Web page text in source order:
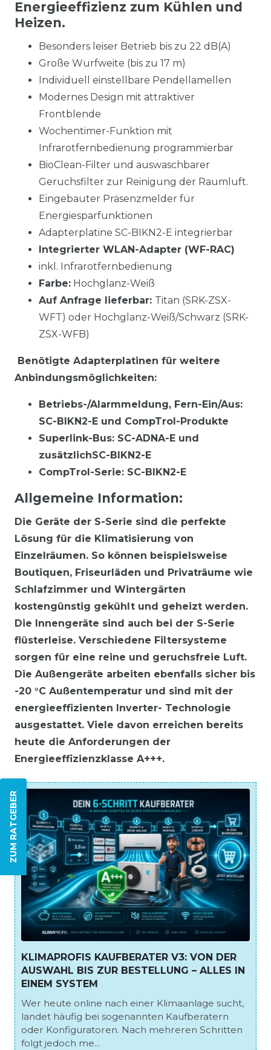
ZUM RATGEBER
Energieeffizienz zum Kühlen und
Heizen.
Besonders leiser Betrieb bis zu 22 dB(A)
Große Wurfweite (bis zu 17 m)
Individuell einstellbare Pendellamellen
Modernes Design mit attraktiver
Frontblende
Wochentimer-Funktion mit
Infrarotfernbedienung programmierbar
BioClean-Filter und auswaschbarer
Geruchsfilter zur Reinigung der Raumluft.
Eingebauter Präsenzmelder für
Energiesparfunktionen
Adapterplatine SC-BIKN2-E integrierbar
Integrierter WLAN-Adapter (WF-RAC)
inkl. Infrarotfernbedienung
Farbe: Hochglanz-Weiß
Auf Anfrage lieferbar: Titan (SRK-ZSX-
WFT) oder Hochglanz-Weiß/Schwarz (SRK-
ZSX-WFB)
Benötigte Adapterplatinen für weitere
Anbindungsmöglichkeiten:
Betriebs-/Alarmmeldung, Fern-Ein/Aus:
SC-BIKN2-E und CompTrol-Produkte
Superlink-Bus: SC-ADNA-E und
zusätzlichSC-BIKN2-E
CompTrol-Serie: SC-BIKN2-E
Allgemeine Information:
Die Geräte der S-Serie sind die perfekte
Lösung für die Klimatisierung von
Einzelräumen. So können beispielsweise
Boutiquen, Friseurläden und Privaträume wie
Schlafzimmer und Wintergärten
kostengünstig gekühlt und geheizt werden.
Die Innengeräte sind auch bei der S-Serie
flüsterleise. Verschiedene Filtersysteme
sorgen für eine reine und geruchsfreie Luft.
Die Außengeräte arbeiten ebenfalls sicher bis
-20 °C Außentemperatur und sind mit der
energieeffizienten Inverter- Technologie
ausgestattet. Viele davon erreichen bereits
heute die Anforderungen der
Energieeffizienzklasse A+++.
KLIMAPROFIS KAUFBERATER V3: VON DER
AUSWAHL BIS ZUR BESTELLUNG – ALLES IN
EINEM SYSTEM
Wer heute online nach einer Klimaanlage sucht,
landet häufig bei sogenannten Kaufberatern
oder Konfiguratoren. Nach mehreren Schritten
folgt jedoch me...